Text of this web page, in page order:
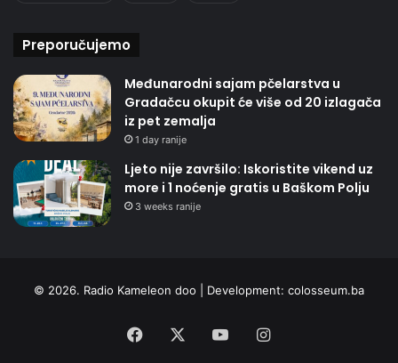
Preporučujemo
Međunarodni sajam pčelarstva u
Gradačcu okupit će više od 20 izlagača
iz pet zemalja
1 day ranije
Ljeto nije završilo: Iskoristite vikend uz
more i 1 noćenje gratis u Baškom Polju
3 weeks ranije
© 2026. Radio Kameleon doo | Development: colosseum.ba
Facebook YouTubeInstagram